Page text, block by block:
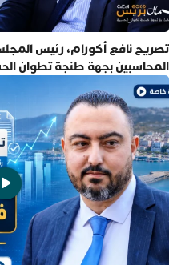
تصريح نافع أكورام، رئيس
المحاسبين بجهة طنجة تطوان